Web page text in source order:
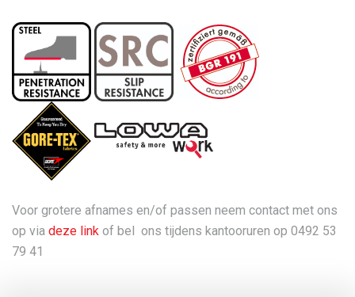
Voor grotere afnames en/of passen neem contact met ons
op via deze link of bel ons tijdens kantooruren op 0492 53
79 41